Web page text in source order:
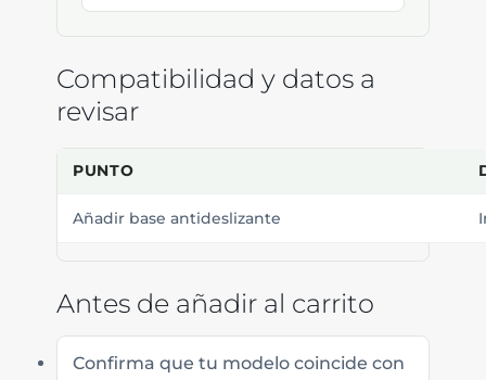
Compatibilidad y datos a
revisar
PUNTO
Añadir base antideslizante
Antes de añadir al carrito
Confirma que tu modelo coincide con